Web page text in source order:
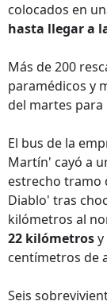
colocados en
hasta llegar a
Más de 200
paramédicos y
del martes para
El bus de la
Martín' cayó a
estrecho tramo
Diablo' tras
kilómetros al
22 kilómetros
centímetros de
Seis